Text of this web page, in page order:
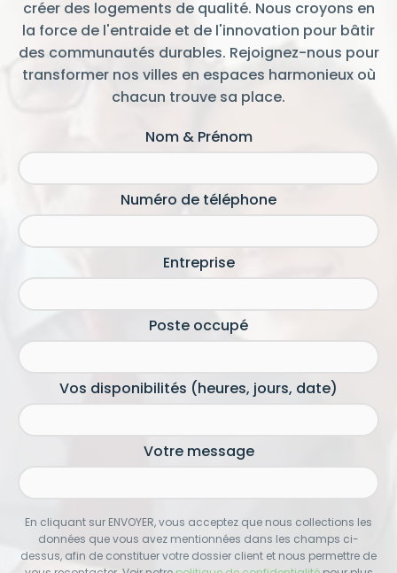
sociale des bailleurs sociaux. QS Bail, en tant que
nouvel acteur du secteur, va au-delà des attentes,
a développé une offre de service nouvelle qui
laissera une empreinte positive et durable dans le
paysage du logement social.
créer des logements de qualité. Nous croyons en
la force de l'entraide et de l'innovation pour bâtir
des communautés durables. Rejoignez-nous pour
transformer nos villes en espaces harmonieux où
chacun trouve sa place.
Nom & Prénom
Numéro de téléphone
Entreprise
Poste occupé
Vos disponibilités (heures, jours, date)
Votre message
En cliquant sur ENVOYER, vous acceptez que nous collections les
données que vous avez mentionnées dans les champs ci-
dessus, afin de constituer votre dossier client et nous permettre de